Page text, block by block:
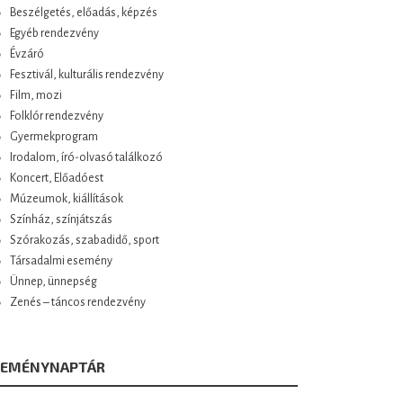
Beszélgetés, előadás, képzés
Egyéb rendezvény
Évzáró
Fesztivál, kulturális rendezvény
Film, mozi
Folklór rendezvény
Gyermekprogram
Irodalom, író-olvasó találkozó
Koncert, Előadóest
Múzeumok, kiállítások
Színház, színjátszás
Szórakozás, szabadidő, sport
Társadalmi esemény
Ünnep, ünnepség
Zenés – táncos rendezvény